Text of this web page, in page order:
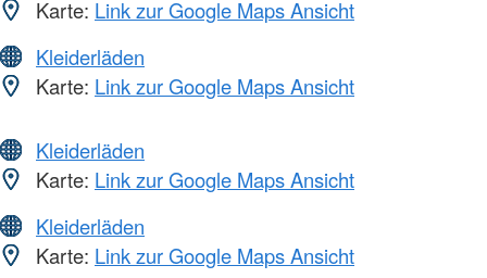
Karte: Link zur Google Maps Ansicht
Kleiderläden
Karte: Link zur Google Maps Ansicht
Kleiderläden
Karte: Link zur Google Maps Ansicht
Kleiderläden
Karte: Link zur Google Maps Ansicht